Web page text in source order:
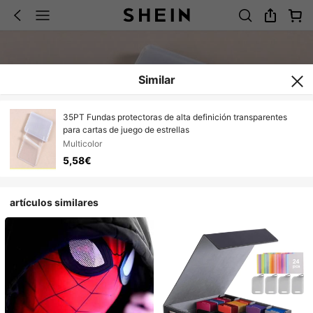
Similar
35PT Fundas protectoras de alta definición transparentes
para cartas de juego de estrellas
Multicolor
5,58€
artículos similares